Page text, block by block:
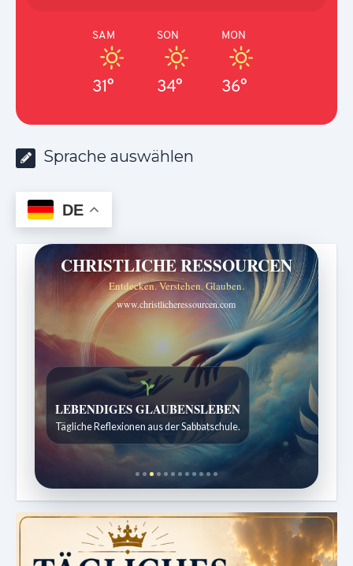
SAM
31°
SON
34°
MON
36°
Sprache auswählen
DE
CHRISTLICHE RESSOURCEN
Entdecken. Verstehen. Glauben.
www.christlicheressourcen.com
Bibelgeschichten zum Staunen
Kindergeschichten für 7 bis 12 Jahre.